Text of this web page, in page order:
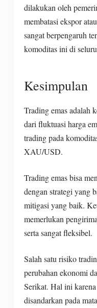
dilakukan oleh
membatasi ekspor
sangat berpengaruh
komoditas ini di
Kesimpulan
Trading emas adalah
dari fluktuasi harga
trading pada
XAU/USD.
Trading emas bisa
dengan strategi yang
mitigasi yang baik.
memerlukan
serta sangat fleksibel.
Salah satu risiko
perubahan ekonomi
Serikat. Hal ini
disandarkan pada